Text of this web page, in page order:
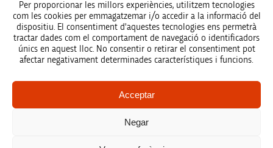
Per proporcionar les millors experiències, utilitzem tecnologies
com les cookies per emmagatzemar i/o accedir a la informació del
dispositiu. El consentiment d'aquestes tecnologies ens permetrà
tractar dades com el comportament de navegació o identificadors
únics en aquest lloc. No consentir o retirar el consentiment pot
afectar negativament determinades característiques i funcions.
Acceptar
Negar